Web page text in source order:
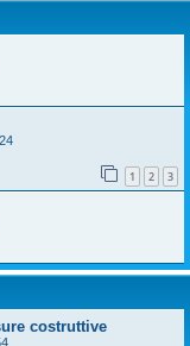
1 2 3
costruttive